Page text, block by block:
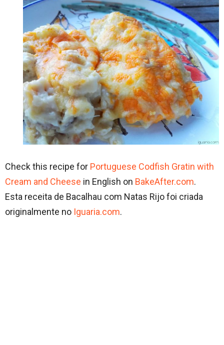
Check this recipe for Portuguese Codfish Gratin with
Cream and Cheese in English on BakeAfter.com.
Esta receita de Bacalhau com Natas Rijo foi criada
originalmente no Iguaria.com.